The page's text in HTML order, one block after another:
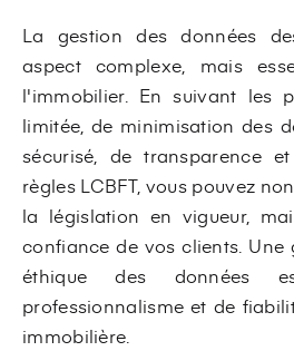
La gestion des données
aspect complexe, mais
l'immobilier. En suivant les
limitée, de minimisation des
sécurisé, de transparence
règles LCBFT, vous pouvez
la législation en vigueur,
confiance de vos clients. Une
éthique des données
professionnalisme et de
immobilière.